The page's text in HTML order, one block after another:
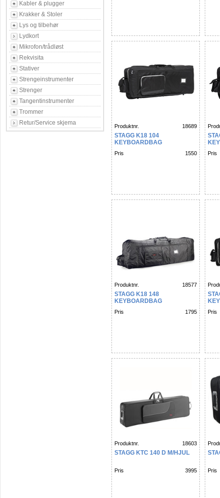
Kabler & plugger
Krakker & Stoler
Lys og tilbehør
Lydkort
Mikrofon/trådløst
Rekvisita
Stativer
Strengeinstrumenter
Strenger
Tangentinstrumenter
Trommer
Retur/Service skjema
Produktnr. 18689
STAGG K18 104
KEYBOARDBAG
Pris 1550 Pris
Produktnr. 18577
STAGG K18 148
KEYBOARDBAG
Pris 1795 Pris
Produktnr. 18603
STAGG KTC 140 D M/HJUL
Pris 3995 Pris